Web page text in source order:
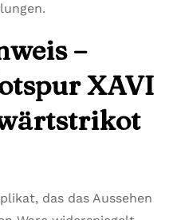
–
XAVI
das das Aussehen